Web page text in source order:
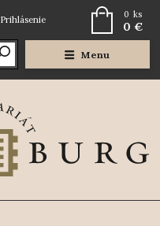
Menu
Prihlásenie 0 ks
0 €